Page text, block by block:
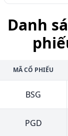
Danh
MÃ CỔ PHIẾU
BSG
PGD